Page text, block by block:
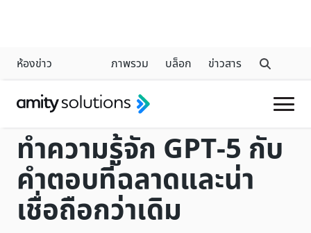
ห้องข่าว ภาพรวม บล็อก ข่าวสาร
CHATGPT
ทำความรู้จัก GPT-5 กับ
คำตอบที่ฉลาดและน่า
เชื่อถือกว่าเดิม